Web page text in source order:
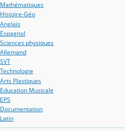
Mathématiques
Histoire-Géo
Anglais
Espagnol
Sciences physiques
Allemand
SVT
Technologie
Arts Plastiques
Education Musicale
EPS
Documentation
Latin